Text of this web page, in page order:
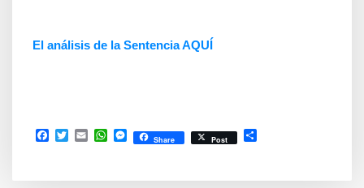
El análisis de la Sentencia AQUÍ
Facebook
TwitterEmailWhatsApp
Messenger
Share Post